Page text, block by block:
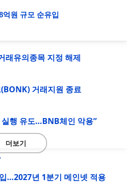
억원 규모 순유입
래유의종목 지정 해제
거래지원 종료
행 유도…BNB체인 악용”
더보기
…2027년 1분기 메인넷 적용